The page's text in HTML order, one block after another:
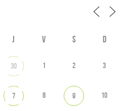
J V S D
30 1 2 3
7 8 9 10